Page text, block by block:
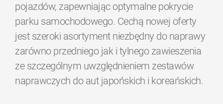
pojazdów, zapewniając optymalne pokrycie
parku samochodowego. Cechą nowej oferty
jest szeroki asortyment niezbędny do naprawy
zarówno przedniego jak i tylnego zawieszenia
ze szczególnym uwzględnieniem zestawów
naprawczych do aut japońskich i koreańskich.